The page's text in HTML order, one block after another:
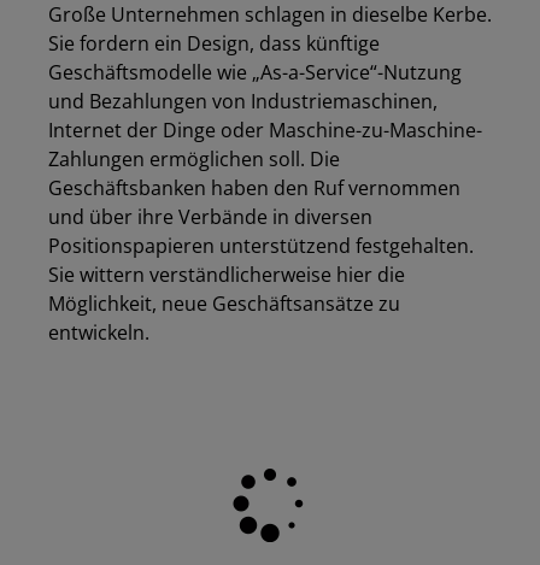
Große Unternehmen schlagen in dieselbe Kerbe.
Sie fordern ein Design, dass künftige
Geschäftsmodelle wie „As-a-Service“-Nutzung
und Bezahlungen von Industriemaschinen,
Internet der Dinge oder Maschine-zu-Maschine-
Zahlungen ermöglichen soll. Die
Geschäftsbanken haben den Ruf vernommen
und über ihre Verbände in diversen
Positionspapieren unterstützend festgehalten.
Sie wittern verständlicherweise hier die
Möglichkeit, neue Geschäftsansätze zu
entwickeln.